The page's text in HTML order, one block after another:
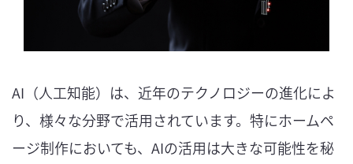
AI（人工知能）は、近年のテクノロジーの進化によ
り、様々な分野で活用されています。特にホームペ
ージ制作においても、AIの活用は大きな可能性を秘